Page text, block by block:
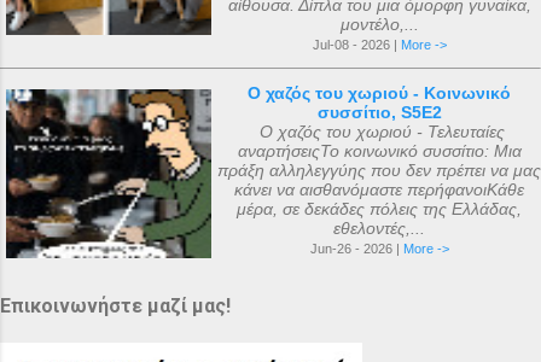
αίθουσα. Δίπλα του μια όμορφη γυναίκα,
μοντέλο,...
Jul-08 - 2026 | More ->
Ο χαζός του χωριού - Κοινωνικό
συσσίτιο, S5E2
Ο χαζός του χωριού - Τελευταίες
αναρτήσειςΤο κοινωνικό συσσίτιο: Μια
πράξη αλληλεγγύης που δεν πρέπει να μας
κάνει να αισθανόμαστε περήφανοιΚάθε
μέρα, σε δεκάδες πόλεις της Ελλάδας,
εθελοντές,...
Jun-26 - 2026 | More ->
Επικοινωνήστε μαζί μας!